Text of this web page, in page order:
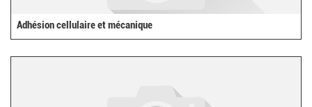
Adhésion cellulaire et mécanique